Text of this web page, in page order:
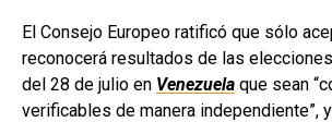
El Consejo Europeo ratificó que sólo
reconocerá resultados de las
del 28 de julio en Venezuela que sean
verificables de manera independiente”,